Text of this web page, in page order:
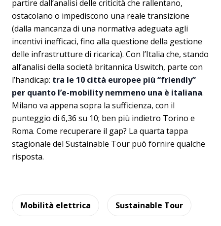
partire dall’analisi delle criticità che rallentano,
ostacolano o impediscono una reale transizione
(dalla mancanza di una normativa adeguata agli
incentivi inefficaci, fino alla questione della gestione
delle infrastrutture di ricarica). Con l’Italia che, stando
all’analisi della società britannica Uswitch, parte con
l’handicap: tra le 10 città europee più “friendly”
per quanto l’e-mobility nemmeno una è italiana.
Milano va appena sopra la sufficienza, con il
punteggio di 6,36 su 10; ben più indietro Torino e
Roma. Come recuperare il gap? La quarta tappa
stagionale del Sustainable Tour può fornire qualche
risposta.
Mobilità elettrica Sustainable Tour